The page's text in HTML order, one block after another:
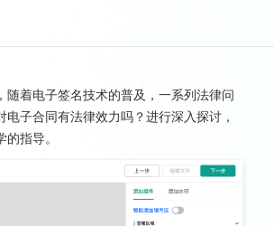
着电子签名技术的普及，一系列法律问
子合同有法律效力吗？进行深入探讨，
指导。